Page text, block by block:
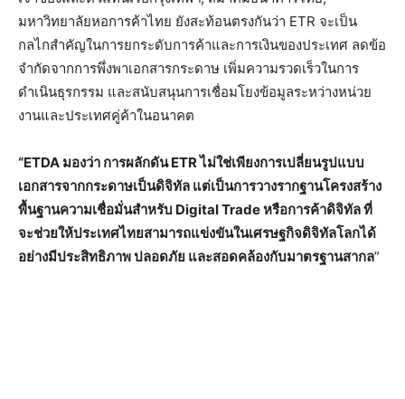
มหาวิทยาลัยหอการค้าไทย ยังสะท้อนตรงกันว่า ETR จะเป็น
กลไกสำคัญในการยกระดับการค้าและการเงินของประเทศ ลดข้อ
จำกัดจากการพึ่งพาเอกสารกระดาษ เพิ่มความรวดเร็วในการ
ดำเนินธุรกรรม และสนับสนุนการเชื่อมโยงข้อมูลระหว่างหน่วย
งานและประเทศคู่ค้าในอนาคต
“ETDA มองว่า การผลักดัน ETR ไม่ใช่เพียงการเปลี่ยนรูปแบบ
เอกสารจากกระดาษเป็นดิจิทัล แต่เป็นการวางรากฐานโครงสร้าง
พื้นฐานความเชื่อมั่นสำหรับ Digital Trade หรือการค้าดิจิทัล ที่
จะช่วยให้ประเทศไทยสามารถแข่งขันในเศรษฐกิจดิจิทัลโลกได้
อย่างมีประสิทธิภาพ ปลอดภัย และสอดคล้องกับมาตรฐานสากล”